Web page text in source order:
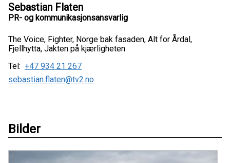
Sebastian Flaten
PR- og kommunikasjonsansvarlig
The Voice, Fighter, Norge bak fasaden, Alt for Årdal,
Fjellhytta, Jakten på kjærligheten
Tel: +47 934 21 267
sebastian.flaten@tv2.no
Bilder